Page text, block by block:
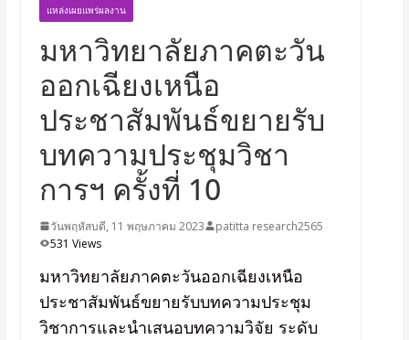
แหล่งเผยแพร่ผลงาน
มหาวิทยาลัยภาคตะวัน
ออกเฉียงเหนือ
ประชาสัมพันธ์ขยายรับ
บทความประชุมวิชา
การฯ ครั้งที่ 10
วันพฤหัสบดี, 11 พฤษภาคม 2023
patitta research2565
531 Views
มหาวิทยาลัยภาคตะวันออกเฉียงเหนือ
ประชาสัมพันธ์ขยายรับบทความประชุม
วิชาการและนำเสนอบทความวิจัย ระดับ